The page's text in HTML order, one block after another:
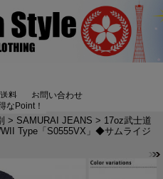
料
お問い合わせ
なPoint！
> SAMURAI JEANS > 17oz武士道
Type「S0555VX」◆サムライジ